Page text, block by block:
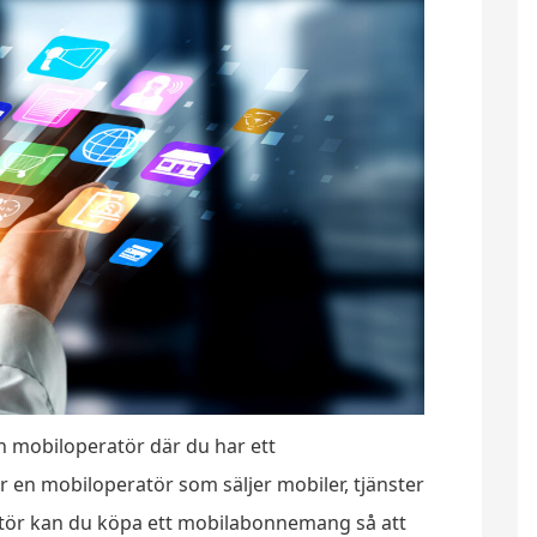
mobiloperatör där du har ett
en mobiloperatör som säljer mobiler, tjänster
kan du köpa ett mobilabonnemang så att